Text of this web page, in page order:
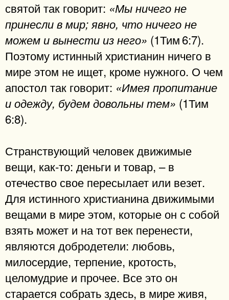
святой так говорит: «Мы ничего не
принесли в мир; явно, что ничего не
можем и вынести из него» (1Тим 6:7).
Поэтому истинный христианин ничего в
мире этом не ищет, кроме нужного. О чем
апостол так говорит: «Имея пропитание
и одежду, будем довольны тем» (1Тим
6:8).
Странствующий человек движимые
вещи, как-то: деньги и товар, – в
отечество свое пересылает или везет.
Для истинного христианина движимыми
вещами в мире этом, которые он с собой
взять может и на тот век перенести,
являются добродетели: любовь,
милосердие, терпение, кротость,
целомудрие и прочее. Все это он
старается собрать здесь, в мире живя,